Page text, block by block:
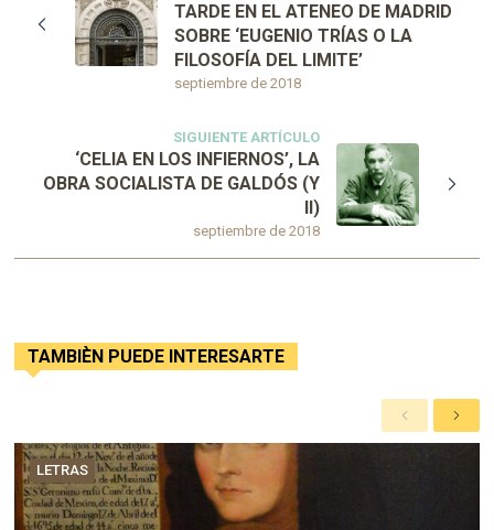
septiembre de 2018
TARDE EN EL ATENEO DE MADRID
SOBRE ‘EUGENIO TRÍAS O LA
FILOSOFÍA DEL LIMITE’
SIGUIENTE ARTÍCULO
septiembre de 2018
‘CELIA EN LOS INFIERNOS’, LA
OBRA SOCIALISTA DE GALDÓS (Y
II)
TAMBIÈN PUEDE INTERESARTE
A
n
S
i
LETRAS